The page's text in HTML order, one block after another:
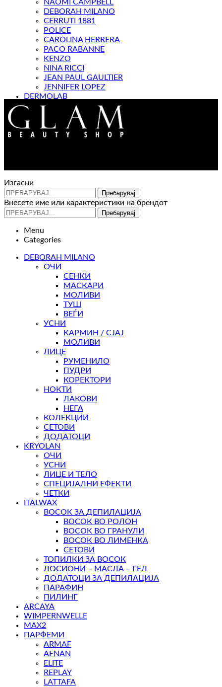
NAOMI CAMPBELL
DEBORAH MILANO
CERRUTI 1881
POLICE
CAROLINA HERRERA
PACO RABANNE
KENZO
NINA RICCI
JEAN PAUL GAULTIER
JENNIFER LOPEZ
DERMOLAB
МАГАЗИН
Изгасни
Пребарувај
Внесете име или карактеристики на брендот
Пребарувај
Menu
Categories
DEBORAH MILANO
ОЧИ
СЕНКИ
МАСКАРИ
МОЛИВИ
ТУШ
ВЕЃИ
УСНИ
КАРМИН / СЈАЈ
МОЛИВИ
ЛИЦЕ
РУМЕНИЛО
ПУДРИ
КОРЕКТОРИ
НОКТИ
ЛАКОВИ
НЕГА
КОЛЕКЦИИ
СЕТОВИ
ДОДАТОЦИ
KRYOLAN
ОЧИ
УСНИ
ЛИЦЕ И ТЕЛО
СПЕЦИЈАЛНИ ЕФЕКТИ
ЧЕТКИ
ITALWAX
ВОСОК ЗА ДЕПИЛАЦИЈА
ВОСОК ВО РОЛОН
ВОСОК ВО ГРАНУЛИ
ВОСОК ВО ЛИМЕНКА
СЕТОВИ
ТОПИЛКИ ЗА ВОСОК
ЛОСИОНИ – МАСЛА – ГЕЛ
ДОДАТОЦИ ЗА ДЕПИЛАЦИЈА
ПАРАФИН
ПИЛИНГ
ARCAYA
WIMPERNWELLE
MAX2
ПАРФЕМИ
ARMAF
AFNAN
ELITE
REPLAY
LATTAFA